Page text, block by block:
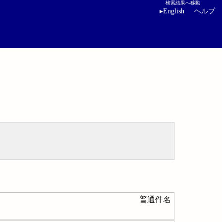
検索結果へ移動
▸English ヘルプ
普通件名